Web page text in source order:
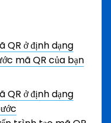
QR ở định dạng
mã QR của bạn
QR ở định dạng